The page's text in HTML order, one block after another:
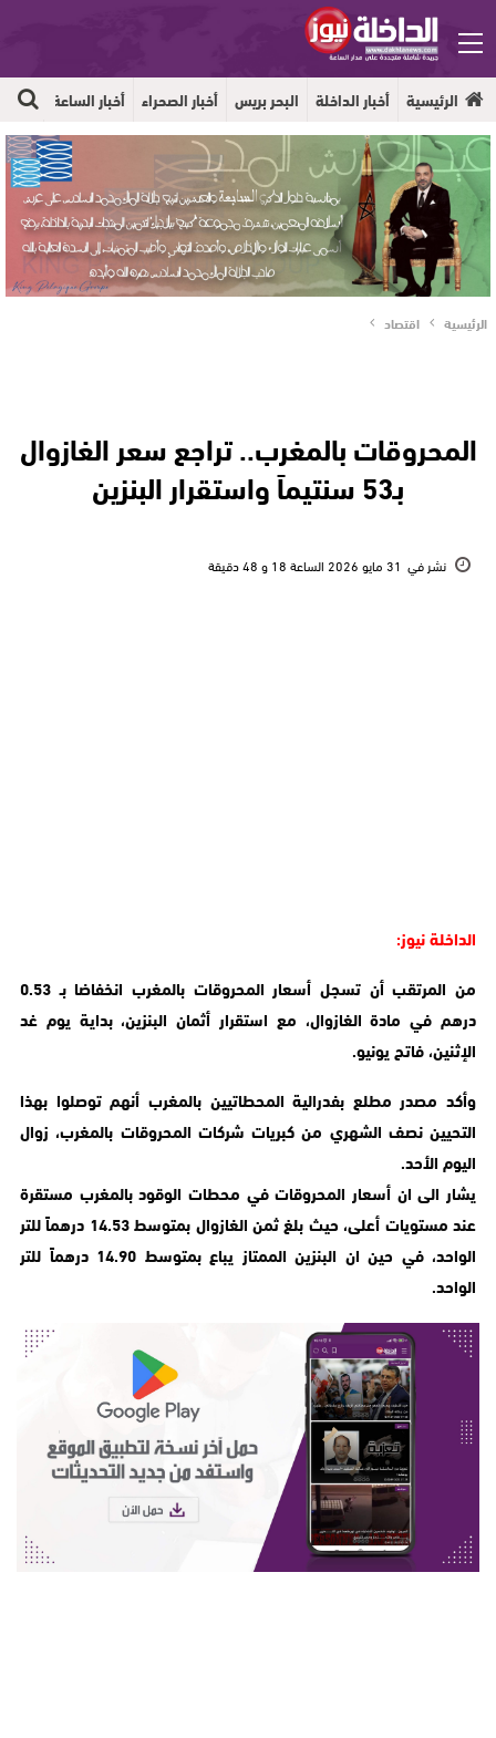
الرئيسية أخبار الداخلة البحر بريس أخبار الصحراء أخبار الساعة
الرئيسية اقتصاد
المحروقات بالمغرب.. تراجع سعر الغازوال
بـ53 سنتيماً واستقرار البنزين
نشر في 31 مايو 2026 الساعة 18 و 48 دقيقة
الداخلة نيوز:
من المرتقب أن تسجل أسعار المحروقات بالمغرب انخفاضا بـ 0.53
درهم في مادة الغازوال، مع استقرار أثمان البنزين، بداية يوم غد
الإثنين، فاتح يونيو.
وأكد مصدر مطلع بفدرالية المحطاتيين بالمغرب أنهم توصلوا بهذا
التحيين نصف الشهري من كبريات شركات المحروقات بالمغرب، زوال
اليوم الأحد.
يشار الى ان أسعار المحروقات في محطات الوقود بالمغرب مستقرة
عند مستويات أعلى، حيث بلغ ثمن الغازوال بمتوسط 14.53 درهماً للتر
الواحد، في حين ان البنزين الممتاز يباع بمتوسط 14.90 درهماً للتر
الواحد.